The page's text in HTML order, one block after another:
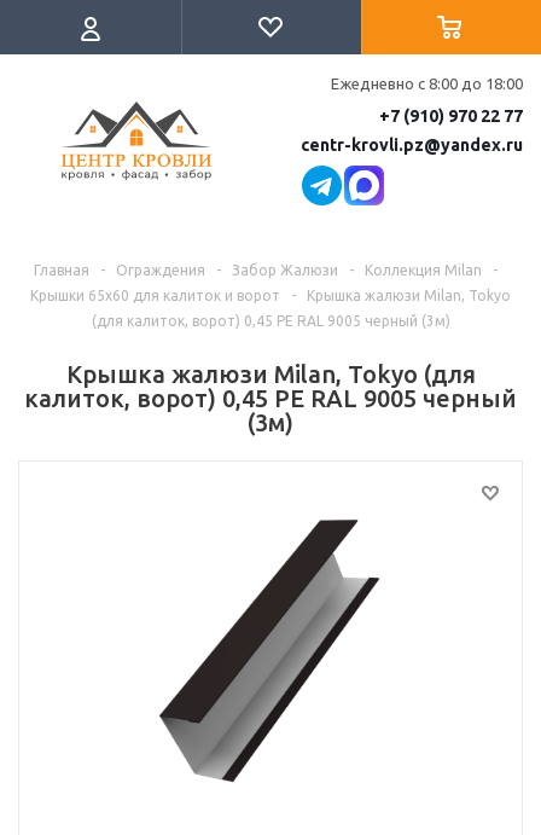
Ежедневно с 8:00 до 18:00
+7 (910) 970 22 77
centr-krovli.pz@yandex.ru
Главная - Ограждения - Забор Жалюзи - Коллекция Milan
-
Крышки 65х60 для калиток и ворот
-
Крышка жалюзи Milan, Tokyo
(для калиток, ворот) 0,45 PE RAL 9005 черный (3м)
Крышка жалюзи Milan, Tokyo (для
калиток, ворот) 0,45 PE RAL 9005 черный
(3м)